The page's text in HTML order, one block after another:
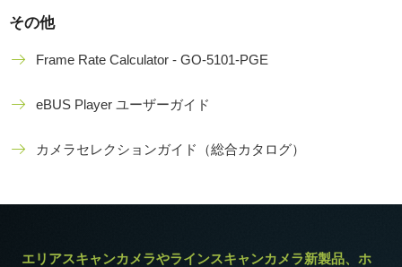
その他
Frame Rate Calculator - GO-5101-PGE
eBUS Player ユーザーガイド
カメラセレクションガイド（総合カタログ）
エリアスキャンカメラやラインスキャンカメラ新製品、ホ